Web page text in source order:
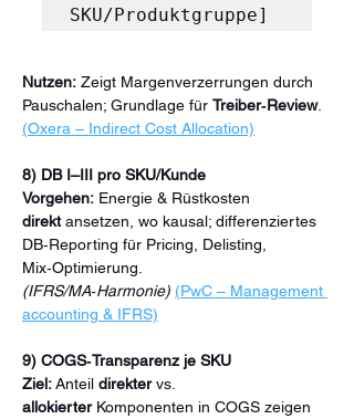
Nutzen: Zeigt Margenverzerrungen durch
Pauschalen; Grundlage für Treiber‑Review.
(Oxera – Indirect Cost Allocation)
8) DB I–III pro SKU/Kunde
Vorgehen: Energie & Rüstkosten
direkt ansetzen, wo kausal; differenziertes
DB‑Reporting für Pricing, Delisting,
Mix‑Optimierung.
(IFRS/MA‑Harmonie) (PwC – Management
accounting & IFRS)
9) COGS‑Transparenz je SKU
Ziel: Anteil direkter vs.
allokierter Komponenten in COGS zeigen